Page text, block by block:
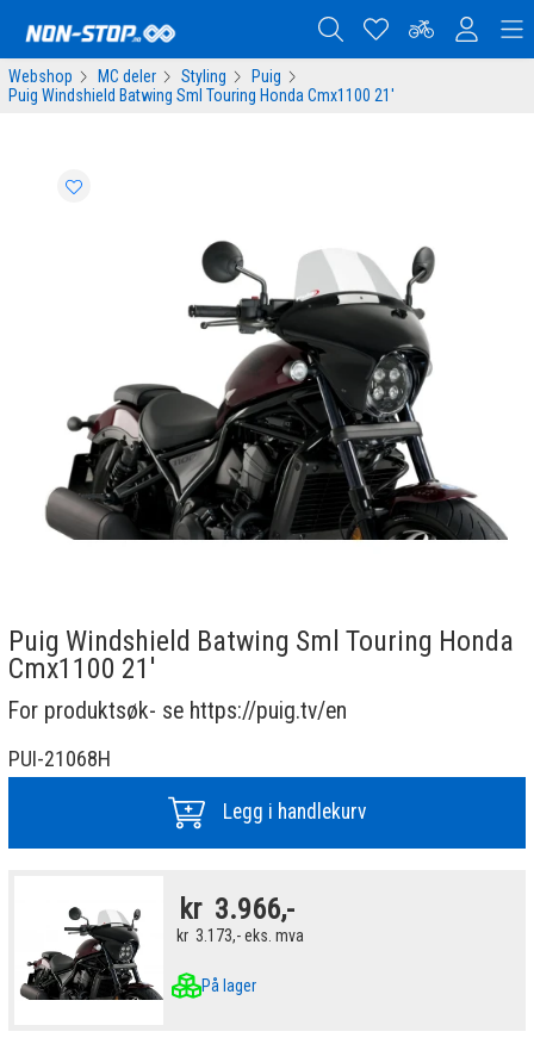
Webshop MC deler Styling
Puig
Puig Windshield Batwing Sml Touring Honda Cmx1100 21'
Puig Windshield Batwing Sml Touring Honda
Cmx1100 21'
For produktsøk- se https://puig.tv/en
PUI-21068H
Legg i handlekurv
kr 3.966,-
kr 3.173,-eks. mva
På lager